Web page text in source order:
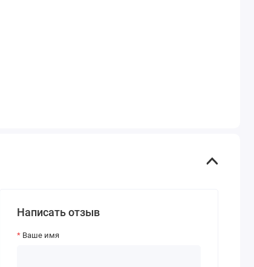
Написать отзыв
Ваше имя